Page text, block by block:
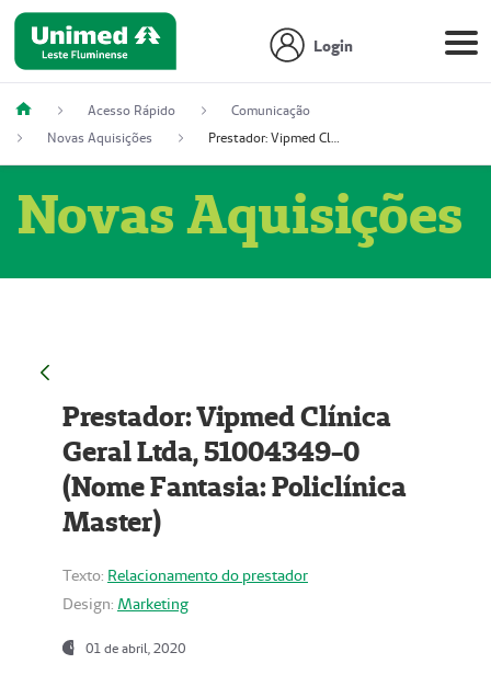
Login
Acesso Rápido
Comunicação
Novas Aquisições
Prestador: Vipmed Clínica Geral Ltda, 51004349-0 (Nome Fantasia: Policlínica Master)
Novas Aquisições
Prestador: Vipmed Clínica
Geral Ltda, 51004349-0
(Nome Fantasia: Policlínica
Master)
Texto: Relacionamento do prestador
Design: Marketing
01 de abril, 2020